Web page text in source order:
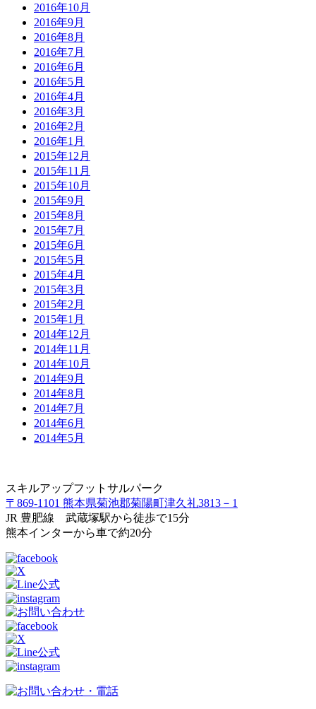
2016年10月
2016年9月
2016年8月
2016年7月
2016年6月
2016年5月
2016年4月
2016年3月
2016年2月
2016年1月
2015年12月
2015年11月
2015年10月
2015年9月
2015年8月
2015年7月
2015年6月
2015年5月
2015年4月
2015年3月
2015年2月
2015年1月
2014年12月
2014年11月
2014年10月
2014年9月
2014年8月
2014年7月
2014年6月
2014年5月
スキルアップフットサルパーク
〒869-1101 熊本県菊池郡菊陽町津久礼3813－1
JR 豊肥線 武蔵塚駅から徒歩で15分
熊本インターから車で約20分